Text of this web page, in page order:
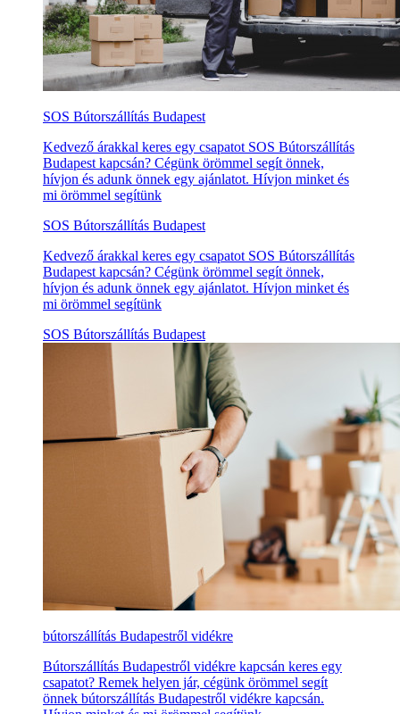
SOS Bútorszállítás Budapest
Kedvező árakkal keres egy csapatot SOS Bútorszállítás
Budapest kapcsán? Cégünk örömmel segít önnek,
hívjon és adunk önnek egy ajánlatot. Hívjon minket és
mi örömmel segítünk
SOS Bútorszállítás Budapest
Kedvező árakkal keres egy csapatot SOS Bútorszállítás
Budapest kapcsán? Cégünk örömmel segít önnek,
hívjon és adunk önnek egy ajánlatot. Hívjon minket és
mi örömmel segítünk
SOS Bútorszállítás Budapest
bútorszállítás Budapestről vidékre
Bútorszállítás Budapestről vidékre kapcsán keres egy
csapatot? Remek helyen jár, cégünk örömmel segít
önnek bútorszállítás Budapestről vidékre kapcsán.